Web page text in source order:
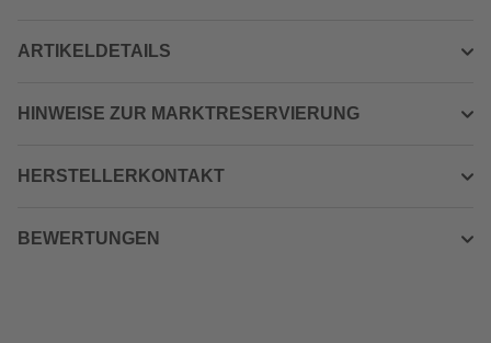
ARTIKELDETAILS
HINWEISE ZUR MARKTRESERVIERUNG
HERSTELLERKONTAKT
BEWERTUNGEN